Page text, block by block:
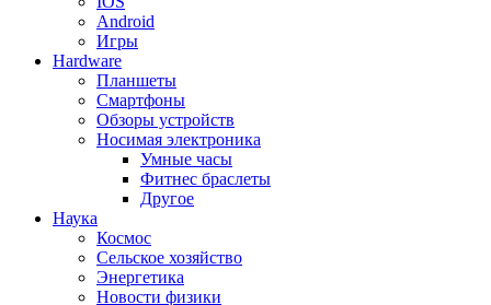
Android
Игры
Hardware
Планшеты
Смартфоны
Обзоры устройств
Носимая электроника
Умные часы
Фитнес браслеты
Другое
Наука
Космос
Сельское хозяйство
Энергетика
Новости физики